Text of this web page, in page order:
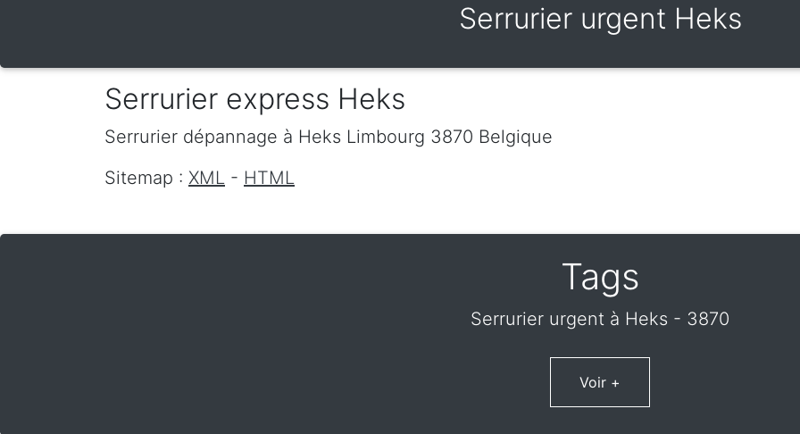
Serrurier urgent Heks
Serrurier express Heks
Serrurier dépannage à Heks Limbourg 3870 Belgique
Sitemap : XML - HTML
Tags
Serrurier urgent à Heks - 3870
Voir +